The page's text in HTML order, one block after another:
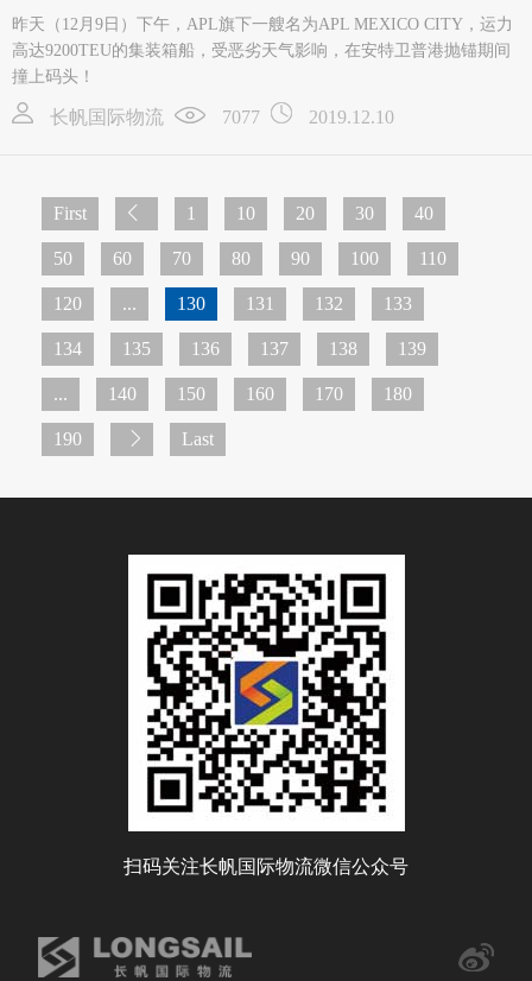
昨天（12月9日）下午，APL旗下一艘名为APL MEXICO CITY，运力
高达9200TEU的集装箱船，受恶劣天气影响，在安特卫普港抛锚期间
撞上码头！
长帆国际物流 7077 2019.12.10
First 1 10 20 30 40
50 60 70 80 90 100 110
120 ... 130 131 132 133
134 135 136 137 138 139
... 140 150 160 170 180
190 Last
扫码关注长帆国际物流微信公众号